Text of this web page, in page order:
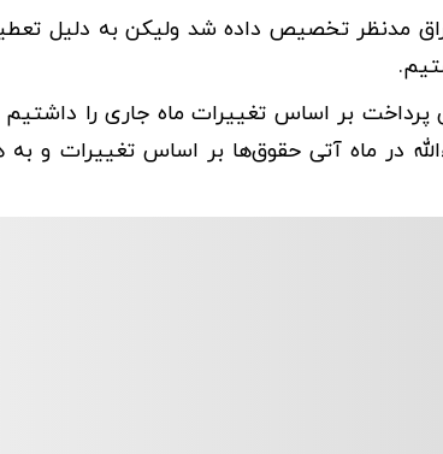
مدنظر تخصیص داده شد ولیکن به دلیل
پرداخت بر اساس تغییرات ماه جاری را
در ماه آتی حقوق‌ها بر اساس تغییرات و به